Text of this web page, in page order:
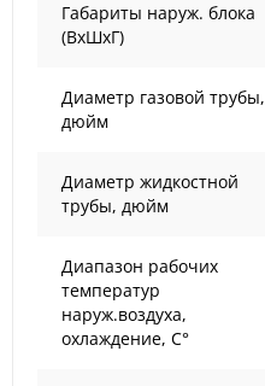
Габариты наруж. блока
(ВxШxГ)
Диаметр газовой трубы,
дюйм
Диаметр жидкостной
трубы, дюйм
Диапазон рабочих
температур
наруж.воздуха,
охлаждение, С°